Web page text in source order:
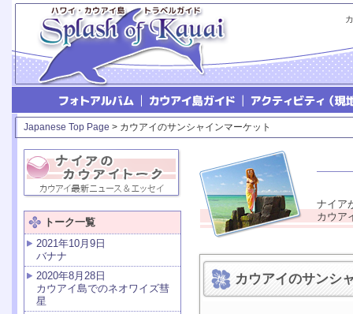
Japanese Top Page > カウアイのサンシャインマーケット
トーク一覧
2021年10月9日
バナナ
2020年8月28日
カウアイ島でのネオワイズ彗
星
ナイア
カウア
カウアイのサンシ